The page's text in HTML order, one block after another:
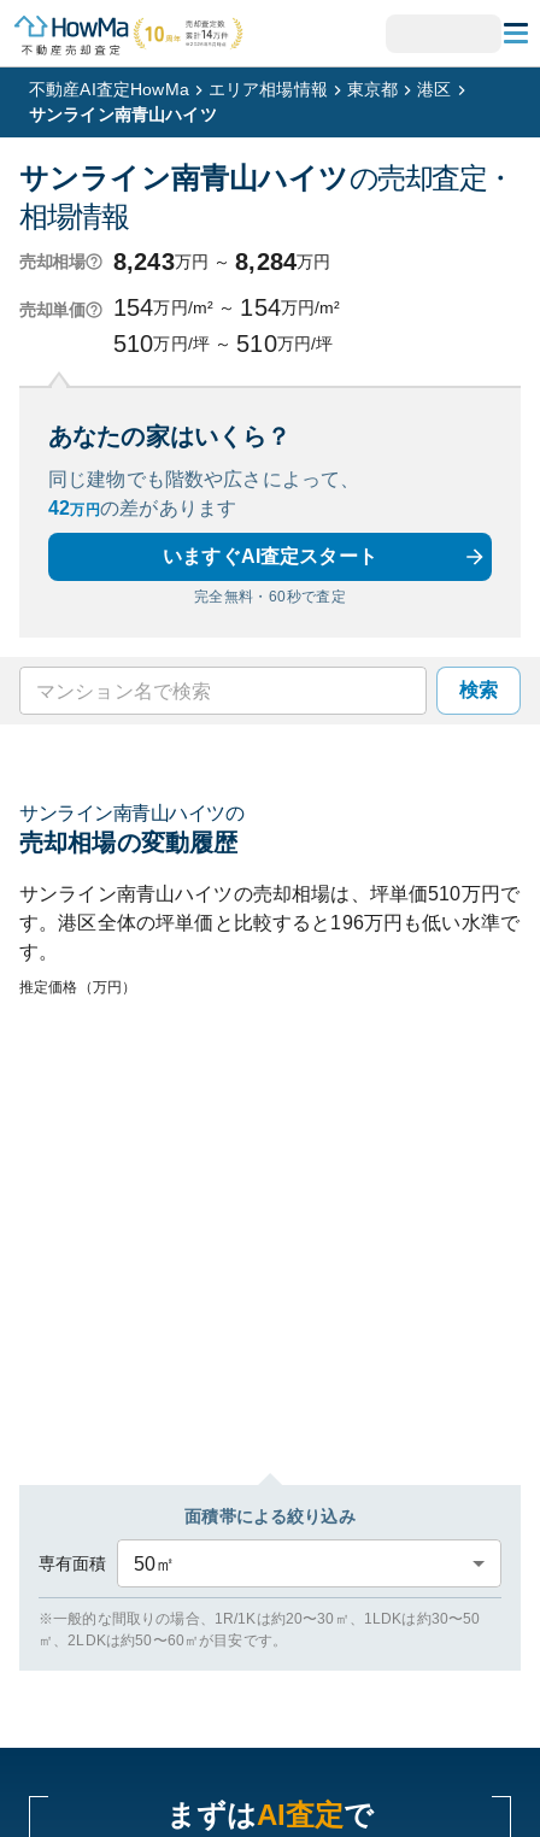
不動産AI査定HowMa エリア相場情報 東京都
港区
サンライン南青山ハイツ
サンライン南青山ハイツの売却査定・
相場情報
売却相場 8,243万円 ～ 8,284万円
売却単価 154万円/m² ～ 154万円/m²
510万円/坪 ～ 510万円/坪
あなたの家はいくら？
同じ建物でも階数や広さによって、
42万円の差があります
いますぐAI査定スタート
完全無料・60秒で査定
検索
サンライン南青山ハイツの
売却相場の変動履歴
サンライン南青山ハイツの売却相場は、坪単価510万円で
す。港区全体の坪単価と比較すると 196万円も低い水準で
す。
推定価格（万円）
面積帯による絞り込み
専有面積 50㎡
※一般的な間取りの場合、1R/1Kは約20〜30㎡、1LDKは約30〜50
㎡、2LDKは約50〜60㎡が目安です。
まずはAI査定で